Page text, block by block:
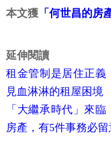
本文獲 「何世昌的房
延伸閱讀
租金管制是居住正義
見血淋淋的租屋困境
「大繼承時代」來
房產，有5件事務必留